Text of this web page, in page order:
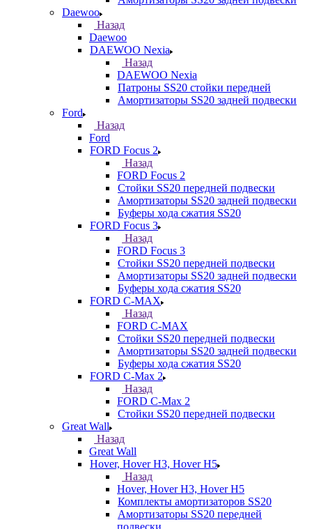
Daewoo
Назад
Daewoo
DAEWOO Nexia
Назад
DAEWOO Nexia
Патроны SS20 стойки передней
Амортизаторы SS20 задней подвески
Ford
Назад
Ford
FORD Focus 2
Назад
FORD Focus 2
Стойки SS20 передней подвески
Амортизаторы SS20 задней подвески
Буферы хода сжатия SS20
FORD Focus 3
Назад
FORD Focus 3
Стойки SS20 передней подвески
Амортизаторы SS20 задней подвески
Буферы хода сжатия SS20
FORD С-MAX
Назад
FORD С-MAX
Стойки SS20 передней подвески
Амортизаторы SS20 задней подвески
Буферы хода сжатия SS20
FORD C-Max 2
Назад
FORD C-Max 2
Стойки SS20 передней подвески
Great Wall
Назад
Great Wall
Hover, Hover H3, Hover H5
Назад
Hover, Hover H3, Hover H5
Комплекты амортизаторов SS20
Амортизаторы SS20 передней
подвески